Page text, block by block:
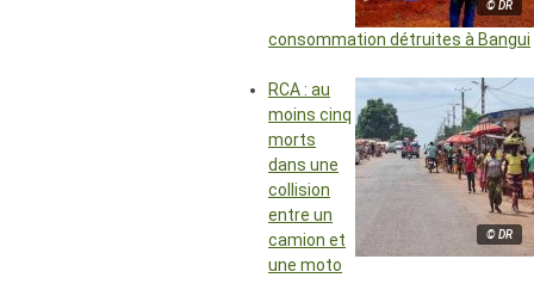
© DR
consommation détruites à Bangui
© DR
RCA : au
moins cinq
morts
dans une
collision
entre un
camion et
une moto